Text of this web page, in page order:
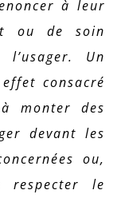
à leur
ou de soin
Un
consacré
monter des
devant les
ou,
le